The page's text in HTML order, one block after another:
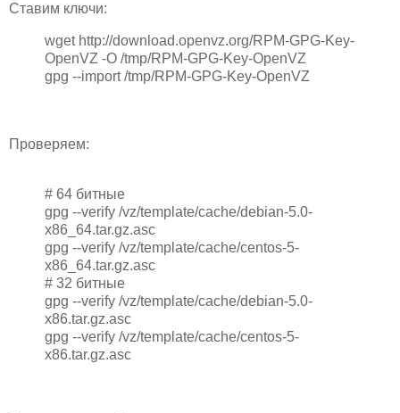
Ставим ключи:
wget http://download.openvz.org/RPM-GPG-Key-
OpenVZ -O /tmp/RPM-GPG-Key-OpenVZ
gpg --import /tmp/RPM-GPG-Key-OpenVZ
Проверяем:
# 64 битные
gpg --verify /vz/template/cache/debian-5.0-
x86_64.tar.gz.asc
gpg --verify /vz/template/cache/centos-5-
x86_64.tar.gz.asc
# 32 битные
gpg --verify /vz/template/cache/debian-5.0-
x86.tar.gz.asc
gpg --verify /vz/template/cache/centos-5-
x86.tar.gz.asc